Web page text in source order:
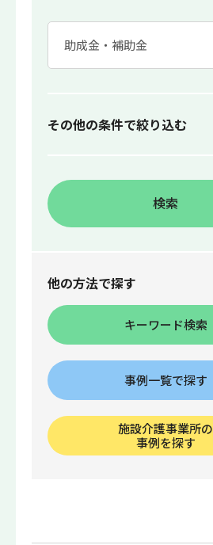
その他の条件で絞り込む
検索
他の方法で探す
キーワード検索
事例一覧で探す
施設介護事業所の
事例を探す